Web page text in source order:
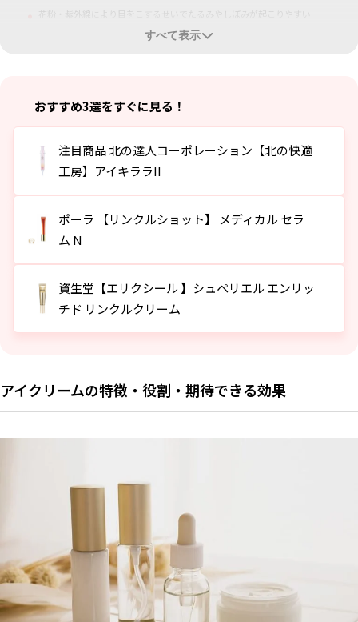
眼精疲労や血行不良によるクマ・くすみが目立ちやすい
目元の悩みに合わせて選ぶ
敏感肌の人は低刺激の製品を選ぶ
ポーラ 【リンクルショット】 メディカル セラム N
資生堂【エリクシール 】シュペリエル エンリッチド リンクルクリーム
シロク【N organic Vie】リンクルパック エッセンス
セザンヌ リンクルホワイトアイクリーム 20g
アイクリームの効果を実感しやすくするには
丁寧に目元になじませて油分のバリアを作る
効果を実感するためには継続的なケアが必要
アイクリーム使用時の注意点と間違った使い方について
まとめ｜自分に合ったアイクリームで目元のケアを続けよう
すべて表示
おすすめ3選をすぐに見る！
注目商品 北の達人コーポレーション【北の快適
工房】アイキララII
ポーラ 【リンクルショット】 メディカル セラ
ム N
資生堂【エリクシール 】シュペリエル エンリッ
チド リンクルクリーム
アイクリームの特徴・役割・期待できる効果